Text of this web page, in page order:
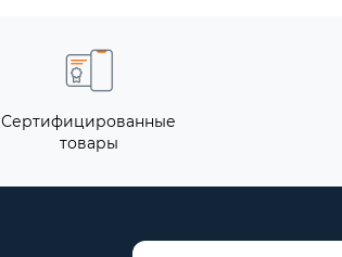
Сертифицированные
товары